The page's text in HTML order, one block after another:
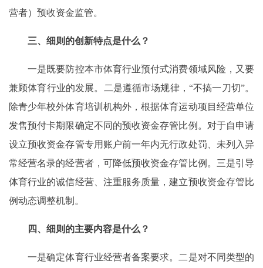
营者）预收资金监管。
三、 细则 的创新特点是什么？
一是既要防控本市体育行业预付式消费领域风险，又要
兼顾体育行业的发展。二是遵循市场规律，“不搞一刀切”。
除青少年校外体育培训机构外，根据体育运动项目经营单位
发售预付卡期限确定不同的预收资金存管比例。对于自申请
设立预收资金存管专用账户前一年内无行政处罚、未列入异
常经营名录的经营者，可降低预收资金存管比例。三是引导
体育行业的诚信经营、注重服务质量，建立预收资金存管比
例动态调整机制。
四、细则的主要内容是什么？
一是确定体育行业经营者备案要求。二是对不同类型的